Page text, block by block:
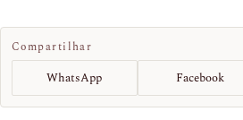
Compartilhar
WhatsApp Facebook